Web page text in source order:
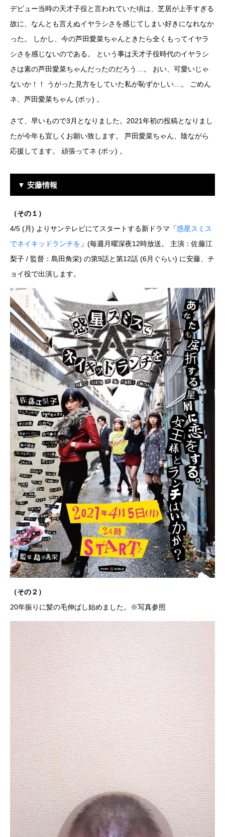
デビュー当時の天才子役と言われていた頃は、芝居が上手すぎる
故に、なんとも言えぬイヤラシさを感じてしまい好きになれなか
った。 しかし、今の芦田愛菜ちゃんときたら全くもってイヤラ
シさを感じないのである。 という事は天才子役時代のイヤラシ
さは素の芦田愛菜ちゃんだったのだろう…。 おい、可愛いじゃ
ないか！！ うがった見方をしていた私が恥ずかしい…。 ごめん
ネ、芦田愛菜ちゃん (ポッ) 。
さて、早いもので3月となりました。2021年初の投稿となりまし
たが今年も宜しくお願い致します。 芦田愛菜ちゃん、陰ながら
応援してます。 頑張ってネ (ポッ) 。
▼ 安藤情報
（その１）
4/5 (月) よりサンテレビにてスタートする新ドラマ「惑星スミス
でネイキッドランチを 」(毎週月曜深夜12時放送。 主演：佐藤江
梨子 / 監督：島田角栄) の第9話と第12話 (6月ぐらい) に安藤、チ
ョイ役で出演します。
（その２）
20年振りに髪の毛伸ばし始めました。※写真参照